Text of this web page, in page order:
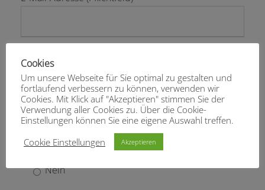
Telefonnummer
Ist Ihnen selbst aufgefallen, dass sie Probleme beim
Verstehen und Hören haben?
Ja
Nein
Cookies
Um unsere Webseite für Sie optimal zu gestalten und
fortlaufend verbessern zu können, verwenden wir
Cookies. Mit Klick auf "Akzeptieren" stimmen Sie der
Verwendung aller Cookies zu. Über die Cookie-
Einstellungen können Sie eine eigene Auswahl treffen.
Cookie Einstellungen
Akzeptieren